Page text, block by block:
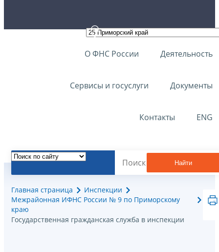
О ФНС России Деятельность
Сервисы и госуслуги Документы
Контакты ENG
Найти
Главная страница
Инспекции
Межрайонная ИФНС России № 9 по Приморскому
краю
Государственная гражданская служба в инспекции